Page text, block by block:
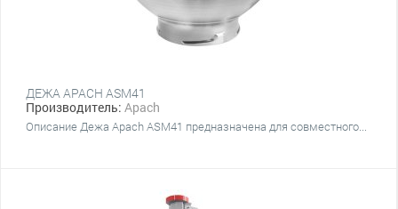
ДЕЖА APACH ASM41
Производитель: Apach
Описание Дежа Apach ASM41 предназначена для совместного...